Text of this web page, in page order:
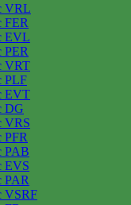
VRL
FER
EVL
PER
VRT
PLF
EVT
DG
VRS
PFR
PAB
EVS
PAR
VSRF